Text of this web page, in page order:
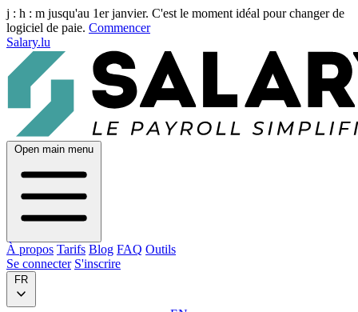
j : h : m jusqu'au 1er janvier. C'est le moment idéal pour changer de
logiciel de paie. Commencer
Salary.lu
Open main menu
À propos Tarifs Blog FAQ Outils
Se connecter S'inscrire
FR